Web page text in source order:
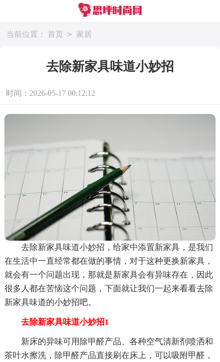
当前位置： 首页 > 家居
去除新家具味道小妙招
时间：2026-05-17 00:12:12
去除新家具味道小妙招，给家中添置新家具，是我们
在生活中一直经常都在做的事情，对于这种更换新家具，
就会有一个问题出现，那就是新家具会有异味存在，因此
很多人都在苦恼这个问题，下面就让我们一起来看看去除
新家具味道的小妙招吧。
去除新家具味道小妙招1
新床的异味可用除甲醛产品、各种空气清新剂喷洒和
茶叶水擦洗，除甲醛产品直接刷在床上，可以吸附甲醛，